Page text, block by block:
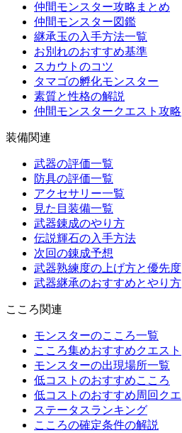
仲間モンスター攻略まとめ
仲間モンスター図鑑
継承玉の入手方法一覧
お別れのおすすめ基準
スカウトのコツ
タマゴの孵化モンスター
素質と性格の解説
仲間モンスタークエスト攻略
装備関連
武器の評価一覧
防具の評価一覧
アクセサリー一覧
見た目装備一覧
武器錬成のやり方
伝説輝石の入手方法
次回の錬成予想
武器熟練度の上げ方と優先度
武器継承のおすすめとやり方
こころ関連
モンスターのこころ一覧
こころ集めおすすめクエスト
モンスターの出現場所一覧
低コストのおすすめこころ
低コストのおすすめ周回クエ
ステータスランキング
こころの確定条件の解説